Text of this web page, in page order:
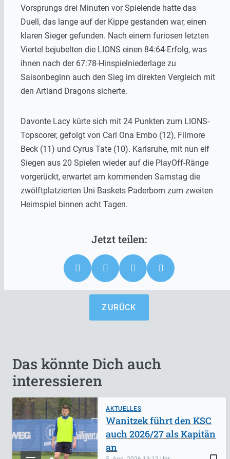
Vorsprungs drei Minuten vor Spielende hatte das
Duell, das lange auf der Kippe gestanden war, einen
klaren Sieger gefunden. Nach einem furiosen letzten
Viertel bejubelten die LIONS einen 84:64-Erfolg, was
ihnen nach der 67:78-Hinspielniederlage zu
Saisonbeginn auch den Sieg im direkten Vergleich mit
den Artland Dragons sicherte.
Davonte Lacy kürte sich mit 24 Punkten zum LIONS-
Topscorer, gefolgt von Carl Ona Embo (12), Filmore
Beck (11) und Cyrus Tate (10). Karlsruhe, mit nun elf
Siegen aus 20 Spielen wieder auf die PlayOff-Ränge
vorgerückt, erwartet am kommenden Samstag die
zwölftplatzierten Uni Baskets Paderborn zum zweiten
Heimspiel binnen acht Tagen.
ZURÜCK
Das könnte Dich auch
interessieren
AKTUELLES
Wanitzek führt den KSC
auch 2026/27 als Kapitän
an